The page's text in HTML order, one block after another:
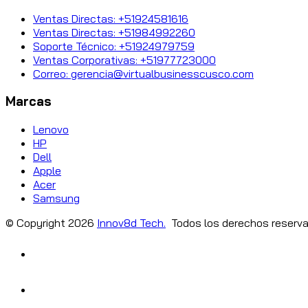
Ventas Directas: +51924581616
Ventas Directas: +51984992260
Soporte Técnico: +51924979759
Ventas Corporativas: +51977723000
Correo: gerencia@virtualbusinesscusco.com
Marcas
Lenovo
HP
Dell
Apple
Acer
Samsung
© Copyright 2026 Innov8d Tech. Todos los derechos